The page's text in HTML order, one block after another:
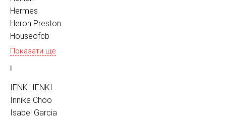
Hermes
Heron Preston
Houseofcb
Показати ще
I
IENKI IENKI
Innika Choo
Isabel Garcia